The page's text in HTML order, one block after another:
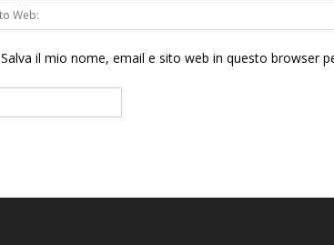
Salva il mio nome, email e sito web in questo browser